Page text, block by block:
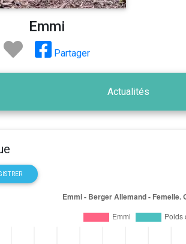
Emmi
Partager
Actualités